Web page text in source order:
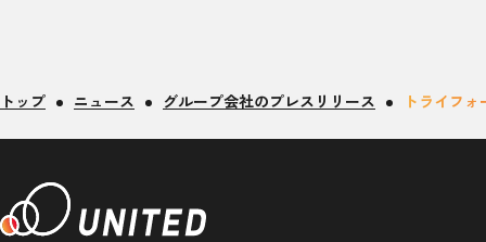
トップ ニュース グループ会社のプレスリリース トライフ